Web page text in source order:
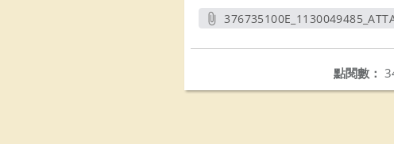
點閱數：